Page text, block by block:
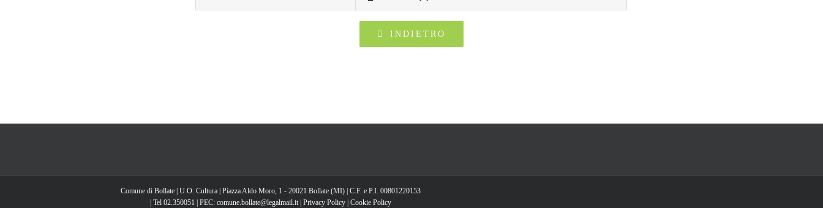
INDIETRO
Comune di Bollate | U.O. Cultura | Piazza Aldo Moro, 1 - 20021 Bollate (MI) | C.F. e P.I. 00801220153
| Tel 02.350051 | PEC: comune.bollate@legalmail.it | Privacy Policy Cookie Policy